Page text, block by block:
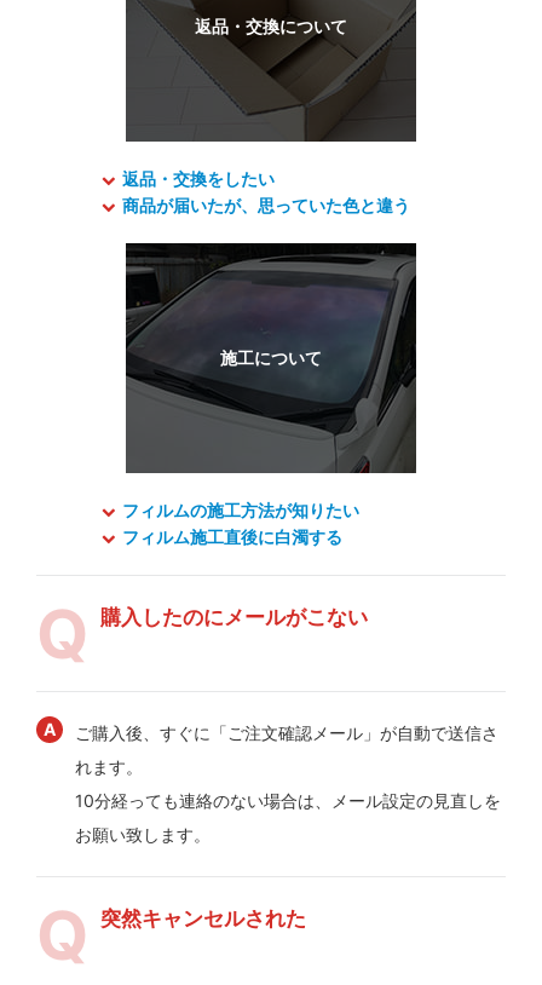
返品・交換をしたい
商品が届いたが、思っていた色と違う
フィルムの施工方法が知りたい
フィルム施工直後に白濁する
購入したのにメールがこない
ご購入後、すぐに「ご注文確認メール」が自動で送信さ
れます。
10分経っても連絡のない場合は、メール設定の見直しを
お願い致します。
突然キャンセルされた